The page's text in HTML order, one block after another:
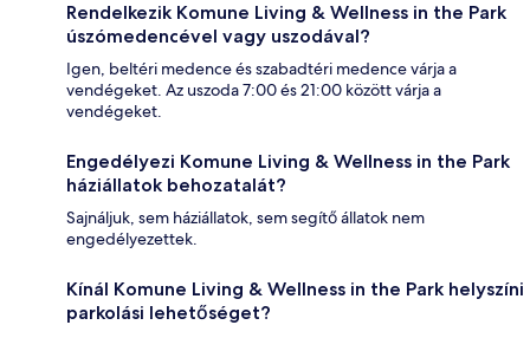
Rendelkezik Komune Living & Wellness in the Park
úszómedencével vagy uszodával?
Igen, beltéri medence és szabadtéri medence várja a
vendégeket. Az uszoda 7:00 és 21:00 között várja a
vendégeket.
Engedélyezi Komune Living & Wellness in the Park
háziállatok behozatalát?
Sajnáljuk, sem háziállatok, sem segítő állatok nem
engedélyezettek.
Kínál Komune Living & Wellness in the Park helyszíni
parkolási lehetőséget?